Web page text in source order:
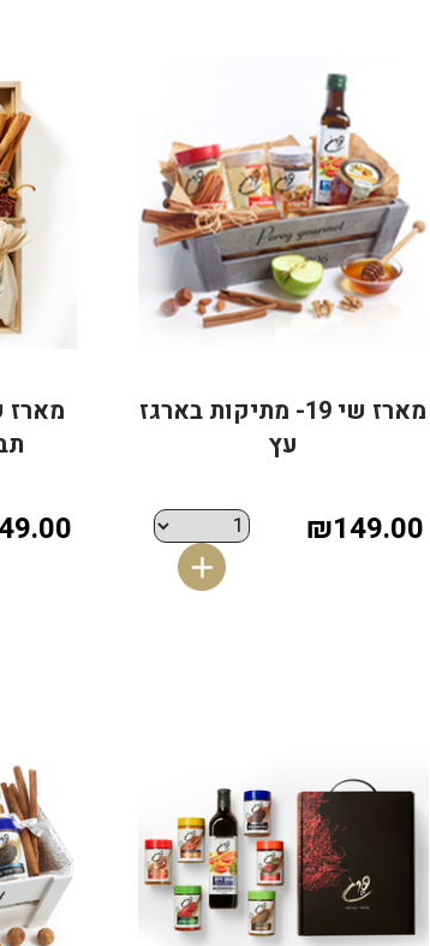
מארז שי 19- מתיקות בארגז
עץ
₪149.00